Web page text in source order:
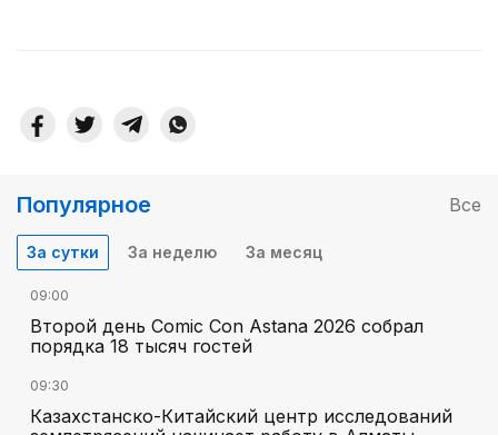
Популярное Все
За сутки За неделю За месяц
09:00
Второй день Comic Con Astana 2026 собрал
порядка 18 тысяч гостей
09:30
Казахстанско-Китайский центр исследований